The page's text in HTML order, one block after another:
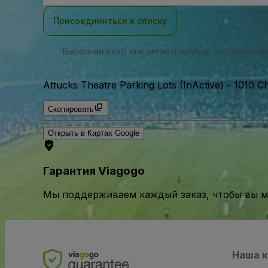
Присоединиться к списку
Выполняя вход или регистрируясь, вы
Attucks Theatre Parking Lots (InActive) - 1010
Скопировать
Открыть в Картах Google
Гарантия Viagogo
Мы поддерживаем каждый заказ, чтобы вы
Наша